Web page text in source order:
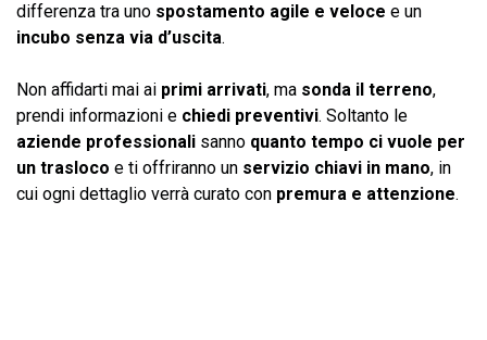
differenza tra uno spostamento agile e veloce e un
incubo senza via d’uscita.
Non affidarti mai ai primi arrivati, ma sonda il terreno,
prendi informazioni e chiedi preventivi. Soltanto le
aziende professionali sanno quanto tempo ci vuole per
un trasloco e ti offriranno un servizio chiavi in mano, in
cui ogni dettaglio verrà curato con premura e attenzione.